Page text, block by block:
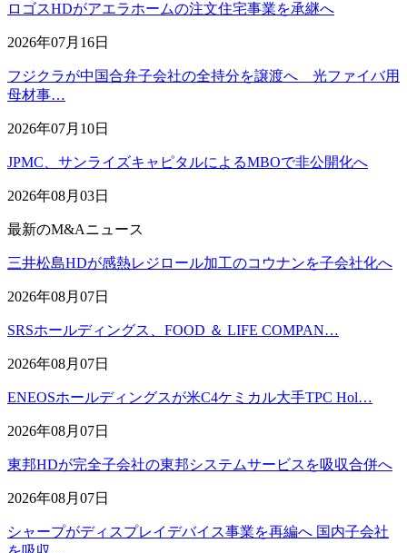
ロゴスHDがアエラホームの注文住宅事業を承継へ
2026年07月16日
フジクラが中国合弁子会社の全持分を譲渡へ 光ファイバ用
母材事…
2026年07月10日
JPMC、サンライズキャピタルによるMBOで非公開化へ
2026年08月03日
最新のM&Aニュース
三井松島HDが感熱レジロール加工のコウナンを子会社化へ
2026年08月07日
SRSホールディングス、FOOD ＆ LIFE COMPAN…
2026年08月07日
ENEOSホールディングスが米C4ケミカル大手TPC Hol…
2026年08月07日
東邦HDが完全子会社の東邦システムサービスを吸収合併へ
2026年08月07日
シャープがディスプレイデバイス事業を再編へ 国内子会社